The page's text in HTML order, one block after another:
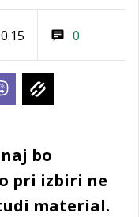
0
bo
pri izbiri ne
material.